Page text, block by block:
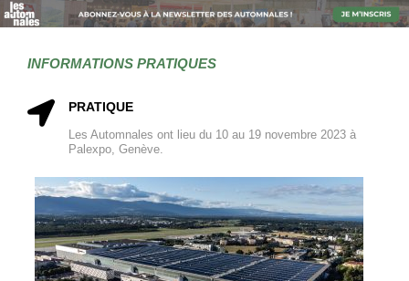
INFORMATIONS PRATIQUES
PRATIQUE
Les Automnales ont lieu du 10 au 19 novembre 2023 à
Palexpo, Genève.